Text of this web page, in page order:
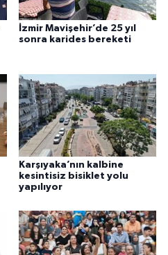
İzmir Mavişehir’de 25 yıl
sonra karides bereketi
Karşıyaka’nın kalbine
kesintisiz bisiklet yolu
yapılıyor